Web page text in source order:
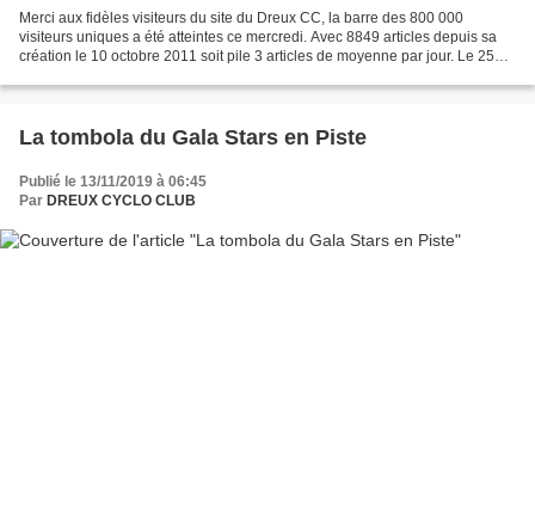
Merci aux fidèles visiteurs du site du Dreux CC, la barre des 800 000
visiteurs uniques a été atteintes ce mercredi. Avec 8849 articles depuis sa
création le 10 octobre 2011 soit pile 3 articles de moyenne par jour. Le 25
La tombola du Gala Stars en Piste
Publié le 13/11/2019 à 06:45
Par DREUX CYCLO CLUB